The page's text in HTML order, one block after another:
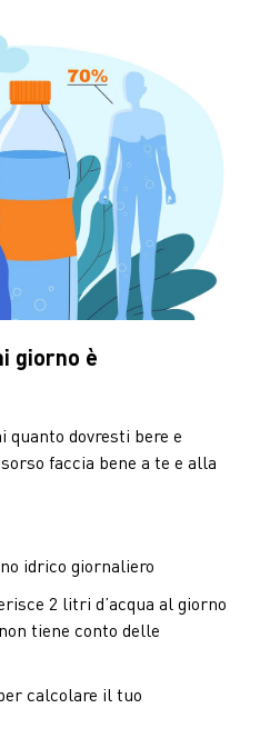
giorno è
dovresti bere e
faccia bene a te e alla
idrico giornaliero
2 litri d’acqua al giorno
tiene conto delle
calcolare il tuo